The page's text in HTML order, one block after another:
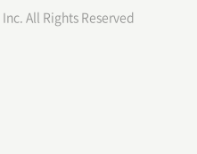
All Rights Reserved